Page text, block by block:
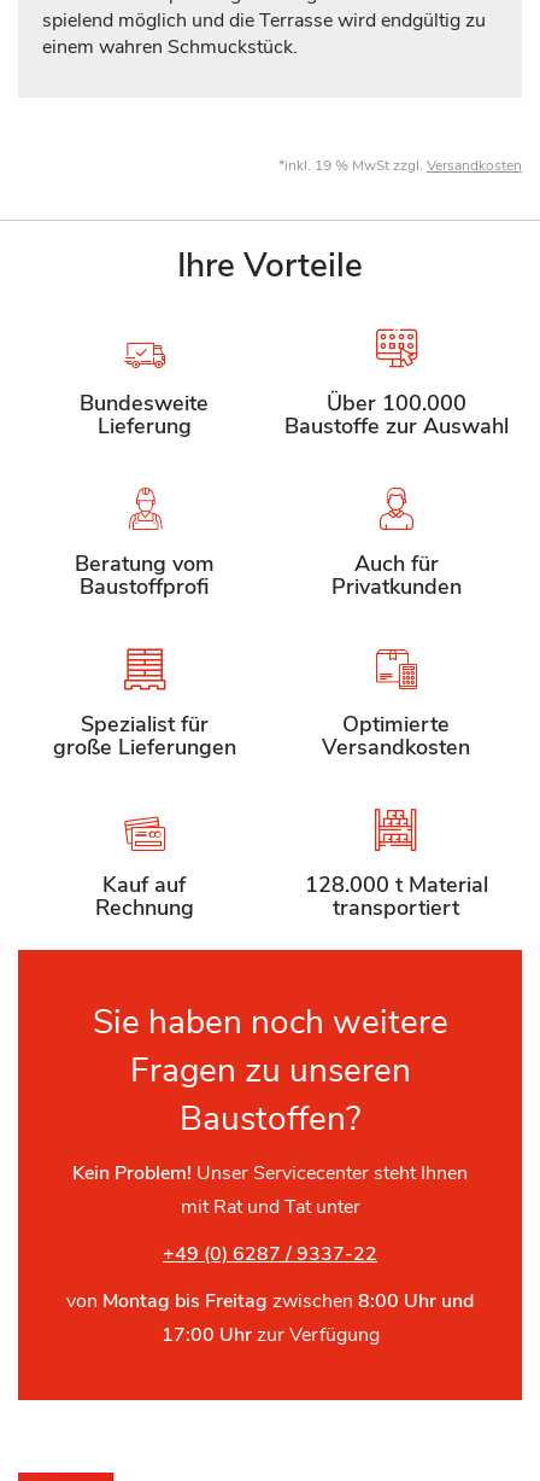
spielend möglich und die Terrasse wird endgültig zu
einem wahren Schmuckstück.
*inkl. 19 % MwSt zzgl. Versandkosten
Ihre Vorteile
Bundesweite
Lieferung
Über 100.000
Baustoffe zur Auswahl
Beratung vom
Baustoffprofi
Auch für
Privatkunden
Spezialist für
große Lieferungen
Optimierte
Versandkosten
Kauf auf
Rechnung
128.000 t Material
transportiert
Sie haben noch weitere
Fragen zu unseren
Baustoffen?
Kein Problem! Unser Servicecenter steht Ihnen
mit Rat und Tat unter
+49 (0) 6287 / 9337-22
von Montag bis Freitag zwischen 8:00 Uhr und
17:00 Uhrzur Verfügung